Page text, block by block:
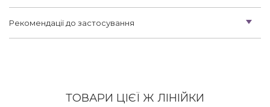
Рекомендації до застосування
ТОВАРИ ЦІЄЇ Ж ЛІНІЙКИ